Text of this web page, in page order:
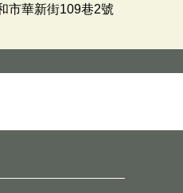
市華新街109巷2號